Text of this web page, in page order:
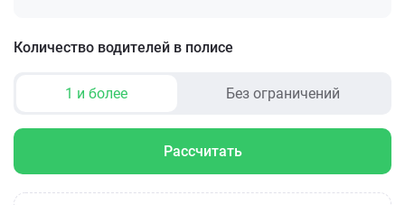
Количество водителей в полисе
1 и более Без ограничений
Рассчитать